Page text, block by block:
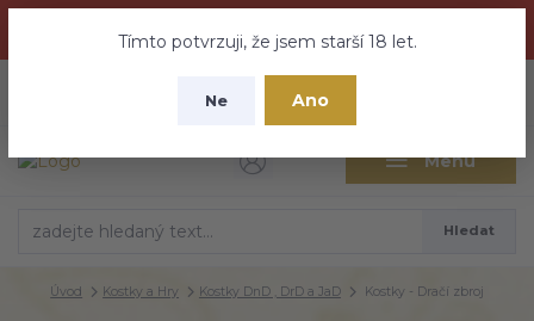
nebuďte vyděšeni zde najdete vše a ještě mnohem víc
Tímto potvrzuji, že jsem starší 18 let.
Ne Ano
Menu
CZK
Hledat
Úvod Kostky a Hry Kostky DnD , DrD a JaD Kostky - Dračí zbroj